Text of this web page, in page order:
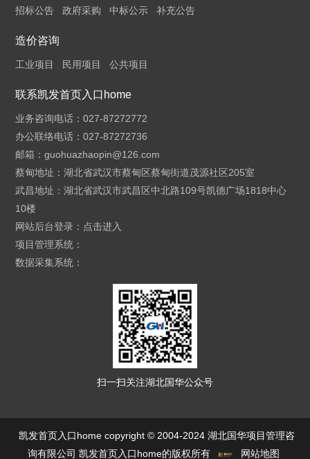
招标公告 政府采购 中标公示 补充公告
造价咨询
工业项目 民用项目 公共项目
联系凯发首页入口home
业务咨询电话：027-87272772
办公联络电话：027-87272736
邮箱：guohuazhaopin@126.com
蔡甸地址：湖北省武汉市蔡甸区蔡甸街道茂源社区205室
武昌地址：湖北省武汉市武昌区中北路109号凯德广场1818中心
10楼
网站后台登录： 点击进入
项目管理系统：
数据采集系统：
扫一扫关注湖北国华公众号
凯发首页入口home copyright © 2004-2024 湖北国华项目管理咨
询有限公司 凯发首页入口home的版权所有
网站地图